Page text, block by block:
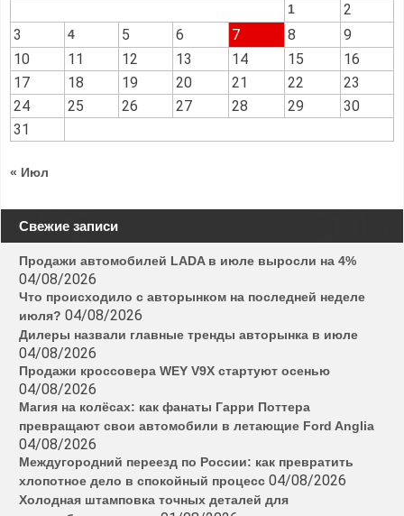
1
2
3
4 5 6 7 8
9
10
11 12 13 14 15
16
17
18 19 20 21 22
23
24
25 26 27 28 29
30
31
« Июл
Свежие записи
Продажи автомобилей LADA в июле выросли на 4%
04/08/2026
Что происходило с авторынком на последней неделе
июля? 04/08/2026
Дилеры назвали главные тренды авторынка в июле
04/08/2026
Продажи кроссовера WEY V9X стартуют осенью
04/08/2026
Магия на колёсах: как фанаты Гарри Поттера
превращают свои автомобили в летающие Ford Anglia
04/08/2026
Междугородний переезд по России: как превратить
хлопотное дело в спокойный процесс 04/08/2026
Холодная штамповка точных деталей для